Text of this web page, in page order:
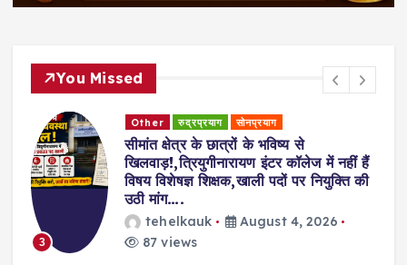
You Missed
3
Other रुद्रप्रयाग सोनप्रयाग
सीमांत क्षेत्र के छात्रों के भविष्य से
खिलवाड़!,त्रियुगीनारायण इंटर कॉलेज में नहीं हैं
विषय विशेषज्ञ शिक्षक,खाली पदों पर नियुक्ति की
उठी मांग….
tehelkauk
August 4, 2026
87 views